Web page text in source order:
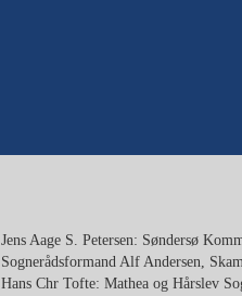
Jens Aage S. Petersen: Søndersø
Sognerådsformand Alf Andersen,
Hans Chr Tofte: Mathea og Hårslev